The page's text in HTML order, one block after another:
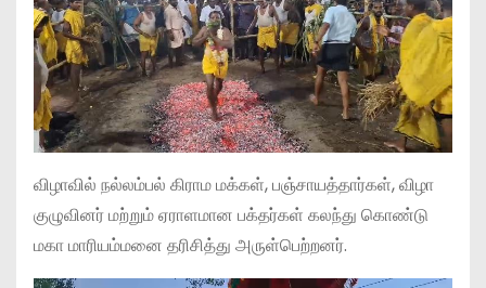
விழாவில் நல்லம்பல் கிராம மக்கள், பஞ்சாயத்தார்கள், விழா
குழுவினர் மற்றும் ஏராளமான பக்தர்கள் கலந்து கொண்டு
மகா மாரியம்மனை தரிசித்து அருள்பெற்றனர்.